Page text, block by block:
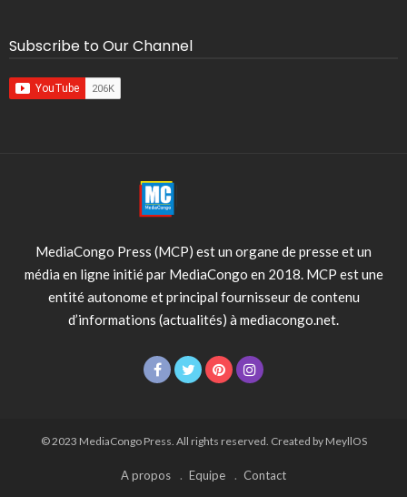
Subscribe to Our Channel
MediaCongo Press (MCP) est un organe de presse et un
média en ligne initié par MediaCongo en 2018. MCP est une
entité autonome et principal fournisseur de contenu
d’informations (actualités) à mediacongo.net.
© 2023 MediaCongo Press. All rights reserved. Created by MeyllOS
A propos Equipe Contact